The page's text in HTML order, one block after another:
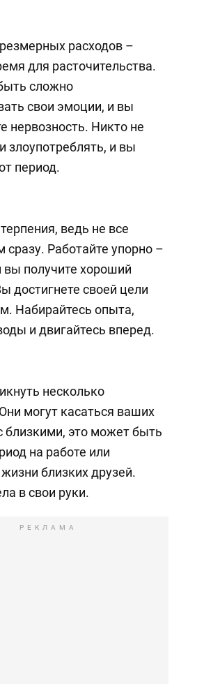
расходов –
для расточительства.
сложно
свои эмоции, и вы
нервозность. Никто не
злоупотреблять, и вы
период.
ведь не все
сразу. Работайте упорно –
получите хороший
достигнете своей цели
Набирайтесь опыта,
и двигайтесь вперед.
несколько
могут касаться ваших
близкими, это может быть
на работе или
близких друзей.
в свои руки.
РЕКЛАМА